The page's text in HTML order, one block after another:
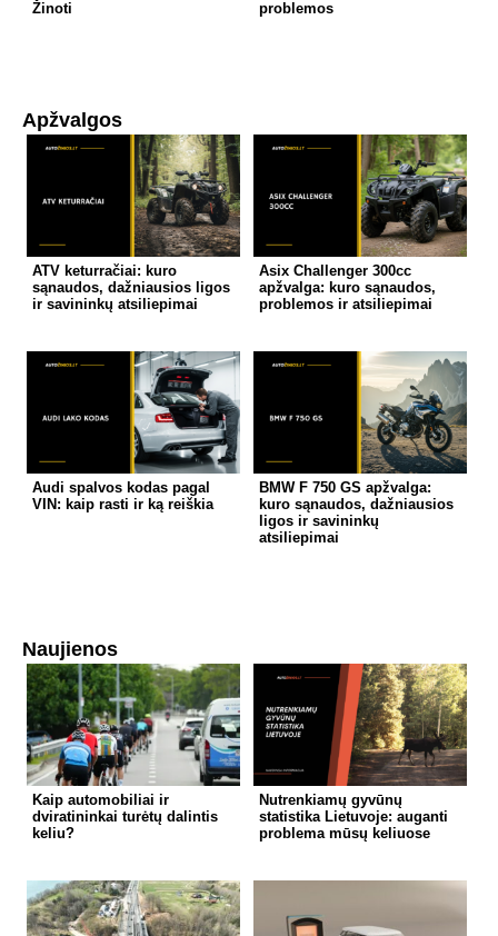
Žinoti
problemos
Apžvalgos
ATV keturračiai: kuro
sąnaudos, dažniausios ligos
ir savininkų atsiliepimai
Asix Challenger 300cc
apžvalga: kuro sąnaudos,
problemos ir atsiliepimai
Audi spalvos kodas pagal
VIN: kaip rasti ir ką reiškia
BMW F 750 GS apžvalga:
kuro sąnaudos, dažniausios
ligos ir savininkų
atsiliepimai
Naujienos
Kaip automobiliai ir
dviratininkai turėtų dalintis
keliu?
Nutrenkiamų gyvūnų
statistika Lietuvoje: auganti
problema mūsų keliuose